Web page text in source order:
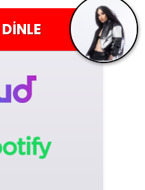
DINLE